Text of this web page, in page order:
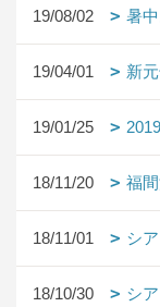
19/08/02 暑
19/04/01 新
19/01/25
18/11/20 福
18/11/01 シ
18/10/30 シ